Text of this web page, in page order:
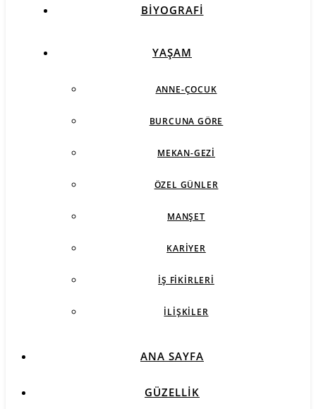
BIYOGRAFI
YAŞAM
ANNE-ÇOCUK
BURCUNA GÖRE
MEKAN-GEZI
ÖZEL GÜNLER
MANŞET
KARIYER
İŞ FIKIRLERI
İLIŞKILER
ANA SAYFA
GÜZELLIK